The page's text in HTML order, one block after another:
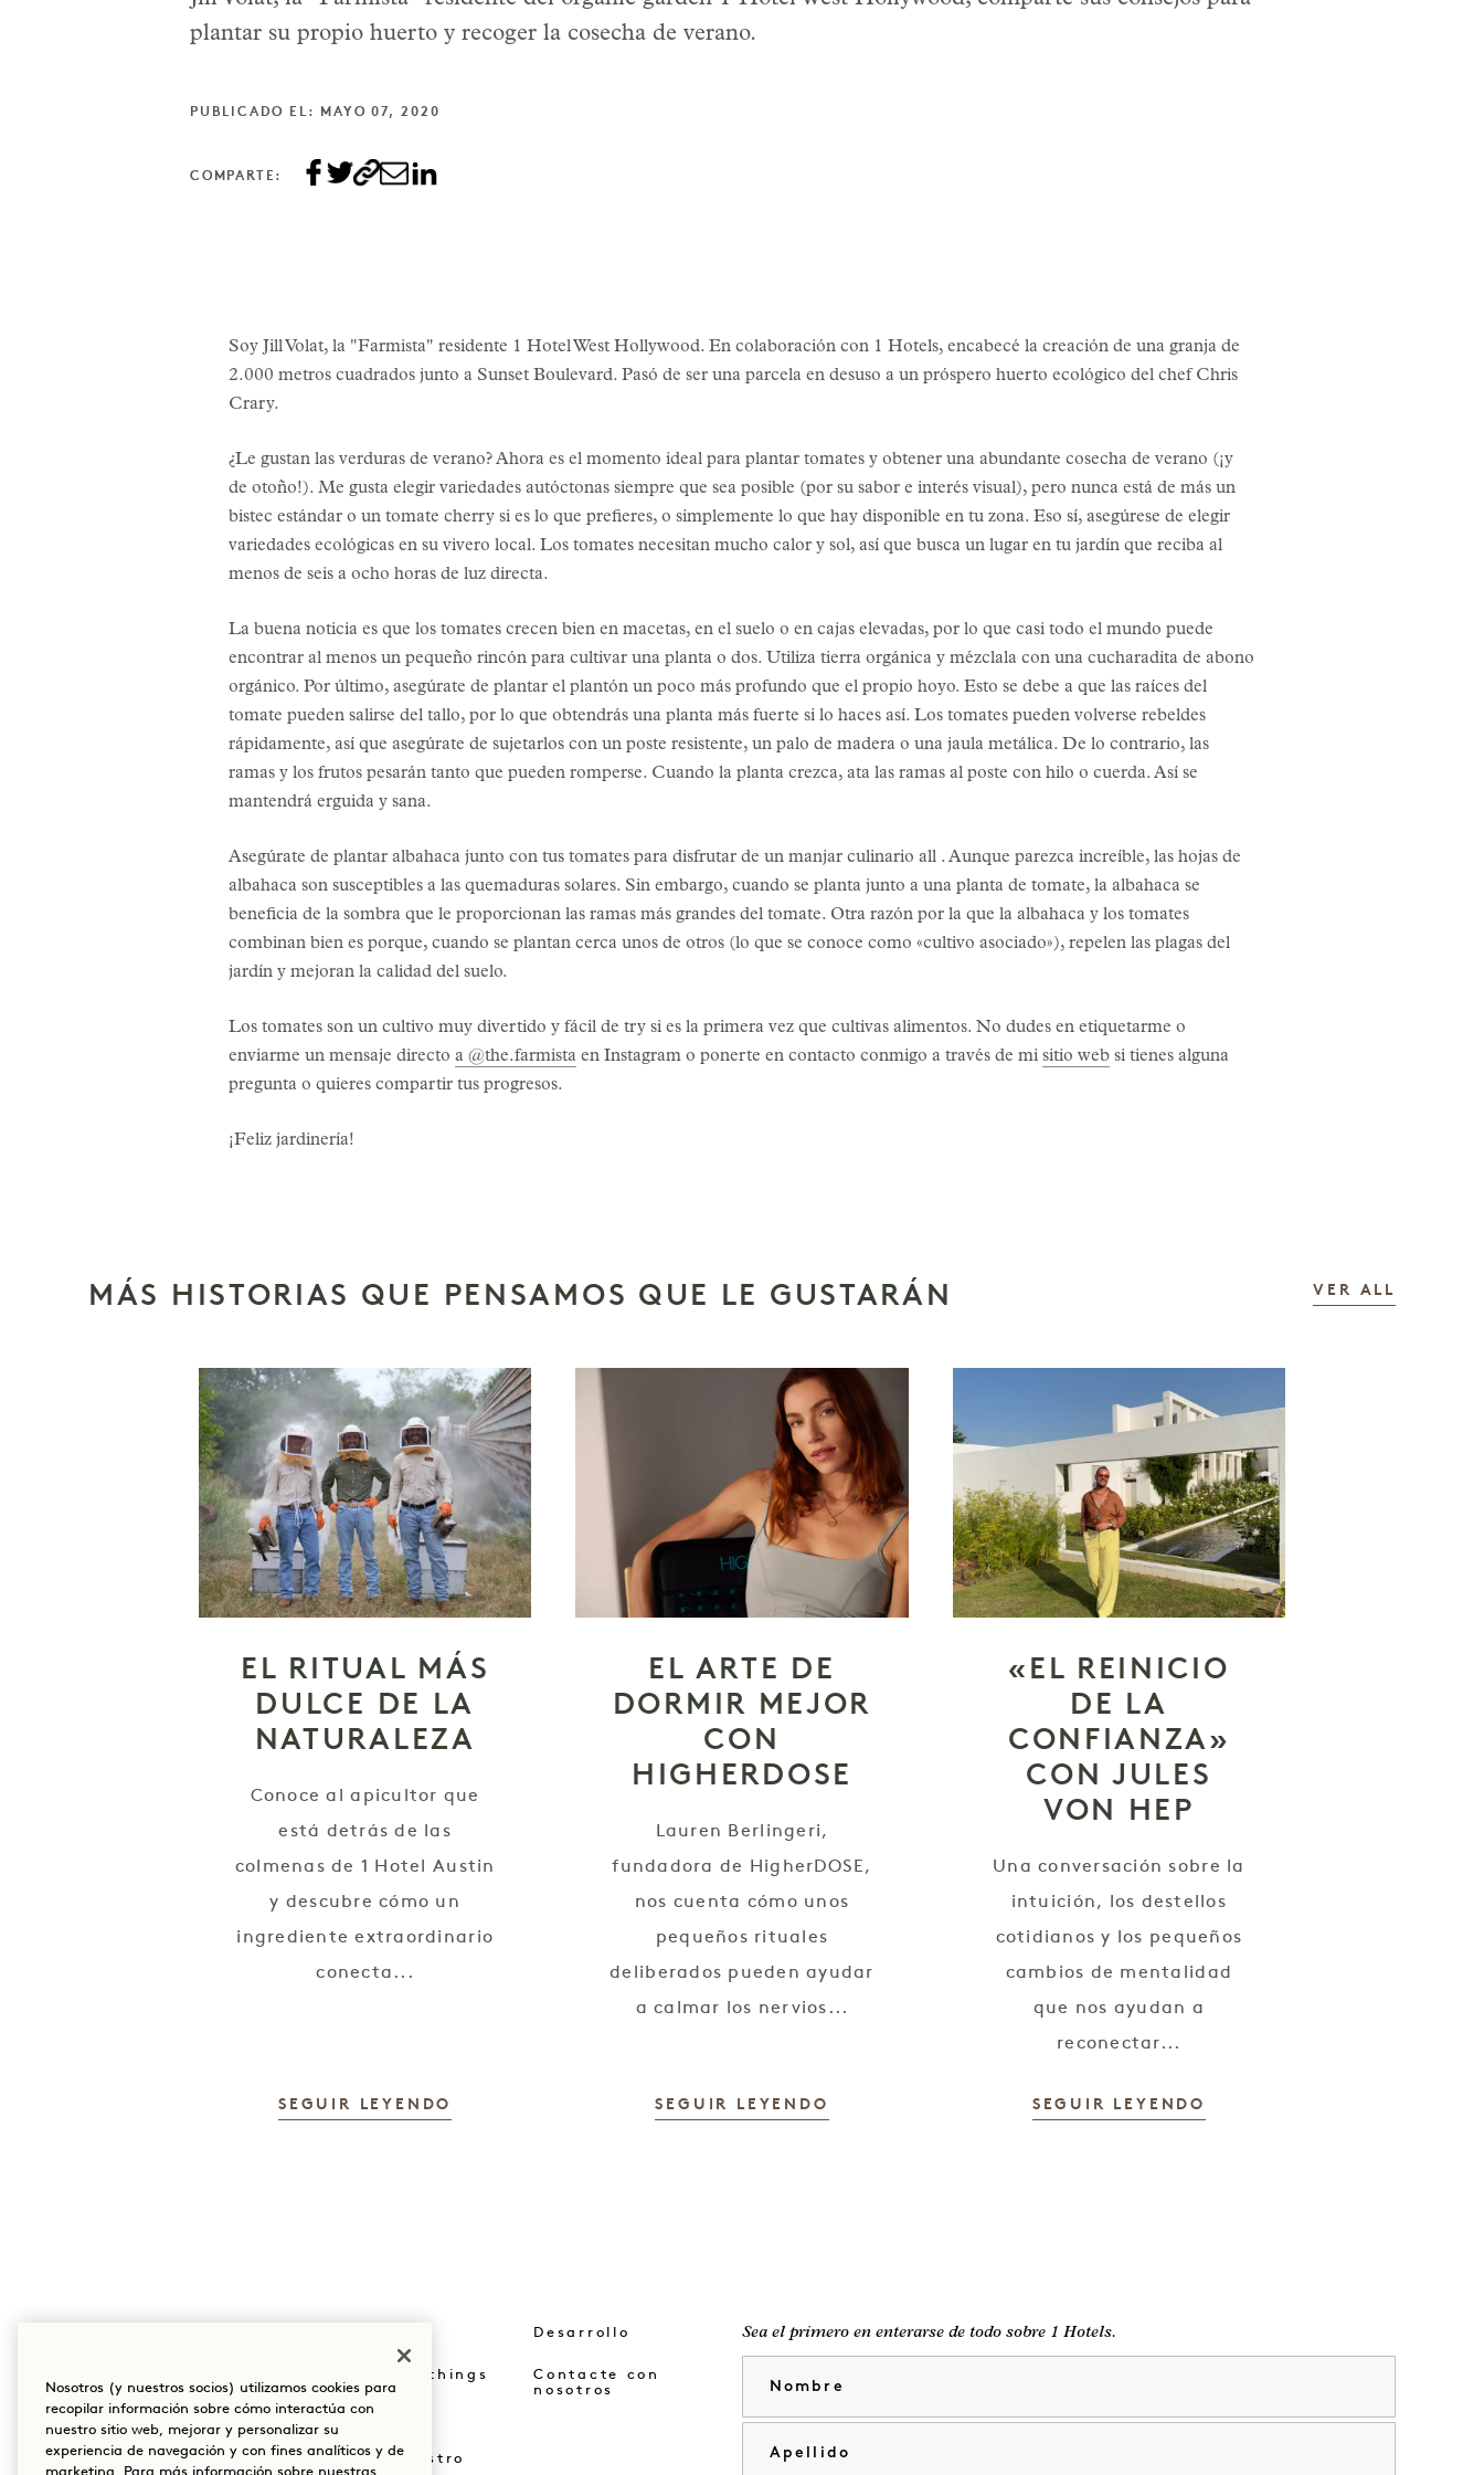
plantar su propio huerto y recoger la cosecha de verano.
PUBLICADO EL: MAYO 07, 2020
COMPARTE:
Soy Jill Volat, la "Farmista" residente 1 Hotel West Hollywood. En colaboración con 1 Hotels, encabecé la creación de una granja de
2.000 metros cuadrados junto a Sunset Boulevard. Pasó de ser una parcela en desuso a un próspero huerto ecológico del chef Chris
Crary.
¿Le gustan las verduras de verano? Ahora es el momento ideal para plantar tomates y obtener una abundante cosecha de verano (¡y
de otoño!). Me gusta elegir variedades autóctonas siempre que sea posible (por su sabor e interés visual), pero nunca está de más un
bistec estándar o un tomate cherry si es lo que prefieres, o simplemente lo que hay disponible en tu zona. Eso sí, asegúrese de elegir
variedades ecológicas en su vivero local. Los tomates necesitan mucho calor y sol, así que busca un lugar en tu jardín que reciba al
menos de seis a ocho horas de luz directa.
La buena noticia es que los tomates crecen bien en macetas, en el suelo o en cajas elevadas, por lo que casi todo el mundo puede
encontrar al menos un pequeño rincón para cultivar una planta o dos. Utiliza tierra orgánica y mézclala con una cucharadita de abono
orgánico. Por último, asegúrate de plantar el plantón un poco más profundo que el propio hoyo. Esto se debe a que las raíces del
tomate pueden salirse del tallo, por lo que obtendrás una planta más fuerte si lo haces así. Los tomates pueden volverse rebeldes
rápidamente, así que asegúrate de sujetarlos con un poste resistente, un palo de madera o una jaula metálica. De lo contrario, las
ramas y los frutos pesarán tanto que pueden romperse. Cuando la planta crezca, ata las ramas al poste con hilo o cuerda. Así se
mantendrá erguida y sana.
Asegúrate de plantar albahaca junto con tus tomates para disfrutar de un manjar culinario all . Aunque parezca increíble, las hojas de
albahaca son susceptibles a las quemaduras solares. Sin embargo, cuando se planta junto a una planta de tomate, la albahaca se
beneficia de la sombra que le proporcionan las ramas más grandes del tomate. Otra razón por la que la albahaca y los tomates
combinan bien es porque, cuando se plantan cerca unos de otros (lo que se conoce como «cultivo asociado»), repelen las plagas del
jardín y mejoran la calidad del suelo.
Los tomates son un cultivo muy divertido y fácil de try si es la primera vez que cultivas alimentos. No dudes en etiquetarme o
enviarme un mensaje directo a @the.farmista en Instagram o ponerte en contacto conmigo a través de mi sitio web si tienes alguna
pregunta o quieres compartir tus progresos.
¡Feliz jardinería!
MÁS HISTORIAS QUE PENSAMOS QUE LE GUSTARÁN VER ALL
EL RITUAL MÁS
DULCE DE LA
NATURALEZA
Conoce al apicultor que
está detrás de las
colmenas de 1 Hotel Austin
y descubre cómo un
ingrediente extraordinario
conecta...
SEGUIR LEYENDO
EL ARTE DE
DORMIR MEJOR
CON
HIGHERDOSE
Lauren Berlingeri,
fundadora de HigherDOSE,
nos cuenta cómo unos
pequeños rituales
deliberados pueden ayudar
a calmar los nervios...
SEGUIR LEYENDO
«EL REINICIO
DE LA
CONFIANZA»
CON JULES
VON HEP
Una conversación sobre la
intuición, los destellos
cotidianos y los pequeños
cambios de mentalidad
que nos ayudan a
reconectar...
SEGUIR LEYENDO
Nuestras sedes
Nuestra historia
Tienda Goodthings
Mission
Únete a nuestro
Desarrollo
Contacte con
nosotros
Sea el primero en enterarse de todo sobre 1 Hotels.
Nosotros (y nuestros socios) utilizamos cookies para
recopilar información sobre cómo interactúa con
nuestro sitio web, mejorar y personalizar su
experiencia de navegación y con fines analíticos y de